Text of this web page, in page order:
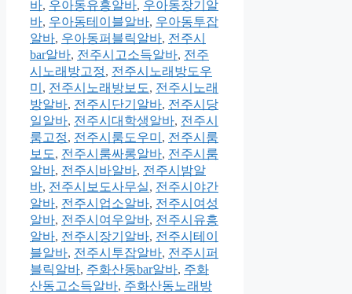
바, 우아동유흥알바, 우아동장기알
바, 우아동테이블알바, 우아동투잡
알바, 우아동퍼블릭알바, 전주시
bar알바, 전주시고소득알바, 전주
시노래방고정, 전주시노래방도우
미 , 전주시노래방보도, 전주시노래
방알바, 전주시단기알바, 전주시당
일알바, 전주시대학생알바, 전주시
룸고정, 전주시룸도우미 , 전주시룸
보도, 전주시룸싸롱알바, 전주시룸
알바, 전주시바알바, 전주시밤알
바, 전주시보도사무실, 전주시야간
알바, 전주시업소알바, 전주시여성
알바, 전주시여우알바, 전주시유흥
알바, 전주시장기알바, 전주시테이
블알바, 전주시투잡알바, 전주시퍼
블릭알바, 주화산동bar알바, 주화
산동고소득알바, 주화산동노래방